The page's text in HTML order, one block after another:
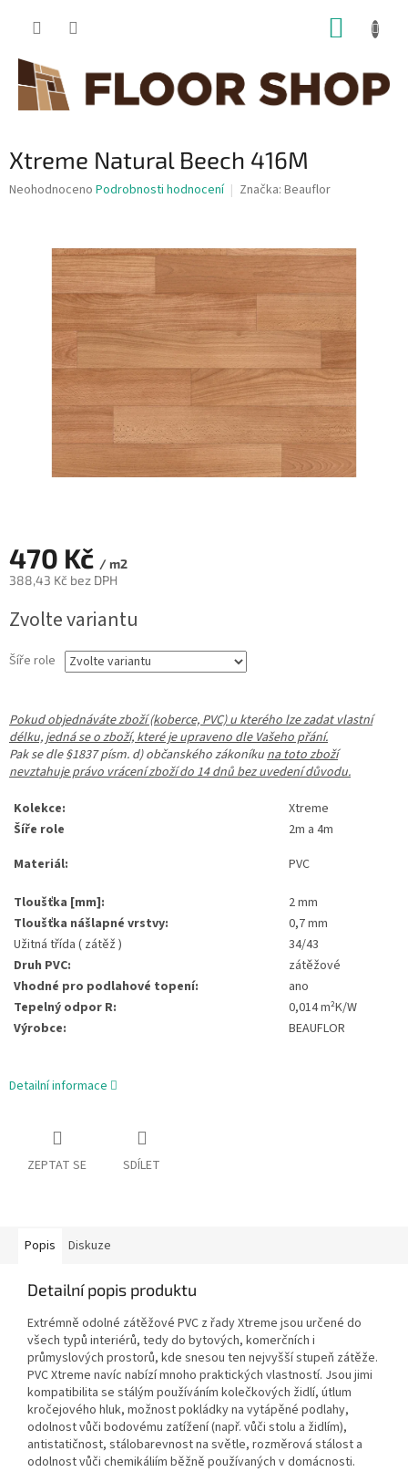
Xtreme Natural Beech 416M
Průměrné
hvězdiček.
Neohodnoceno Podrobnosti hodnocení Značka: Beauflor
470 Kč / m2
388,43 Kč bez DPH
cena:
Zvolte variantu
Šíře role
Pokud objednáváte zboží (koberce, PVC) u kterého lze zadat vlastní
délku, jedná se o zboží, které je upraveno dle Vašeho přání.
Pak se dle §1837 písm. d) občanského zákoníku na toto zboží
nevztahuje právo vrácení zboží do 14 dnů bez uvedení důvodu.
Kolekce:
Xtreme
Šíře role
Materiál:
2m a 4m
PVC
Tloušťka [mm]:
2 mm
Tloušťka nášlapné vrstvy:
0,7 mm
Užitná třída ( zátěž )
34/43
Druh PVC:
zátěžové
Vhodné pro podlahové topení:
ano
Tepelný odpor R:
0,014 m²K/W
Výrobce:
BEAUFLOR
Detailní informace
ZEPTAT SE SDÍLET
Popis Diskuze
Detailní popis produktu
Extrémně odolné zátěžové PVC z řady Xtreme jsou určené do
všech typů interiérů, tedy do bytových, komerčních i
průmyslových prostorů, kde snesou ten nejvyšší stupeň zátěže.
PVC Xtreme navíc nabízí mnoho praktických vlastností. Jsou jimi
kompatibilita se stálým používáním kolečkových židlí, útlum
kročejového hluk, možnost pokládky na vytápěné podlahy,
odolnost vůči bodovému zatížení (např. vůči stolu a židlím),
antistatičnost, stálobarevnost na světle, rozměrová stálost a
odolnost vůči chemikáliím běžně používaných v domácnosti.